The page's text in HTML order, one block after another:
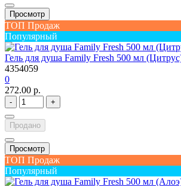
Просмотр
ТОП Продаж
Популярный
Гель для душа Family Fresh 500 мл
4354059
0
272.00 р.
- +
Продано
Просмотр
ТОП Продаж
Популярный